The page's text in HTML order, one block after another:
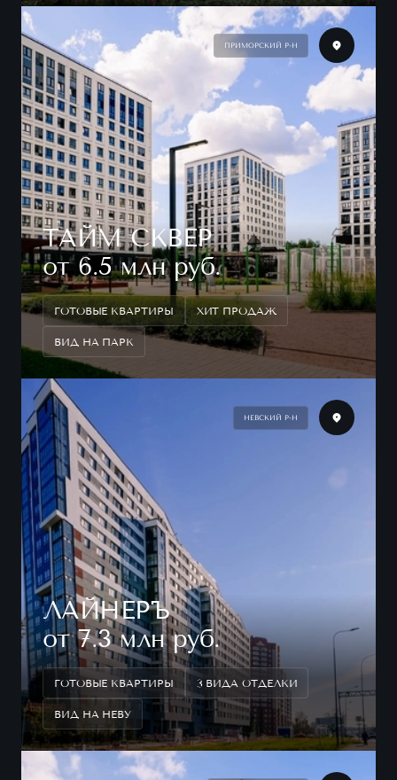
ПРИМОРСКИЙ Р-Н
ТАЙМ СКВЕР
от 6.5 млн руб.
ГОТОВЫЕ КВАРТИРЫ ХИТ ПРОДАЖ
ВИД НА ПАРК
НЕВСКИЙ Р-Н
ЛАЙНЕРЪ
от 7.3 млн руб.
ГОТОВЫЕ КВАРТИРЫ 3 ВИДА ОТДЕЛКИ
ВИД НА НЕВУ